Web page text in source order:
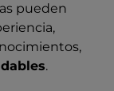
pueden
.